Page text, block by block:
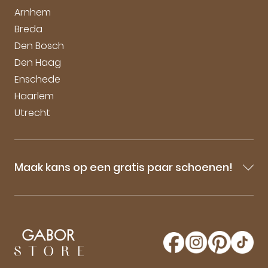
Arnhem
Breda
Den Bosch
Den Haag
Enschede
Haarlem
Utrecht
Maak kans op een gratis paar schoenen!
Blijf op de hoogte van onze sale-aankondigingen,
maak kans op een gratis paar Gabor schoenen!